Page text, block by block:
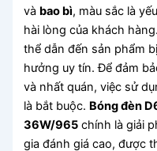
và bao bì, màu sắc là
hài lòng của khách
thể dẫn đến sản phẩm
hưởng uy tín. Để đảm
và nhất quán, việc sử
là bắt buộc. Bóng đèn
36W/965 chính là giải
gia đánh giá cao, được